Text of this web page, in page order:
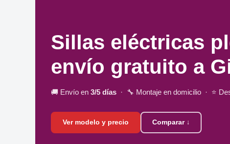
Sillas eléctricas
envío gratuito a
🚚 Envío en 3/5 días · 🔧 Montaje en domicilio · ⭐
Ver modelo y precio Comparar ↓